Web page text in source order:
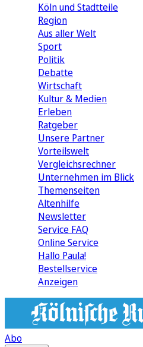
Köln und Stadtteile
Region
Aus aller Welt
Sport
Politik
Debatte
Wirtschaft
Kultur & Medien
Erleben
Ratgeber
Unsere Partner
Vorteilswelt
Vergleichsrechner
Unternehmen im Blick
Themenseiten
Altenhilfe
Newsletter
Service FAQ
Online Service
Hallo Paula!
Bestellservice
Anzeigen
Abo